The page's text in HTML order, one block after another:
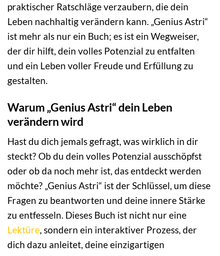
praktischer Ratschläge verzaubern, die dein
Leben nachhaltig verändern kann. „Genius Astri“
ist mehr als nur ein Buch; es ist ein Wegweiser,
der dir hilft, dein volles Potenzial zu entfalten
und ein Leben voller Freude und Erfüllung zu
gestalten.
Warum „Genius Astri“ dein Leben
verändern wird
Hast du dich jemals gefragt, was wirklich in dir
steckt? Ob du dein volles Potenzial ausschöpfst
oder ob da noch mehr ist, das entdeckt werden
möchte? „Genius Astri“ ist der Schlüssel, um diese
Fragen zu beantworten und deine innere Stärke
zu entfesseln. Dieses Buch ist nicht nur eine
Lektüre, sondern ein interaktiver Prozess, der
dich dazu anleitet, deine einzigartigen